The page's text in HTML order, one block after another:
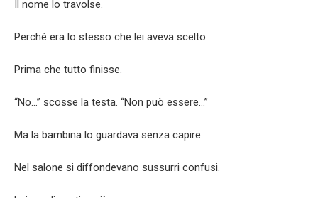
Il nome lo travolse.
Perché era lo stesso che lei aveva scelto.
Prima che tutto finisse.
“No…” scosse la testa. “Non può essere…”
Ma la bambina lo guardava senza capire.
Nel salone si diffondevano sussurri confusi.